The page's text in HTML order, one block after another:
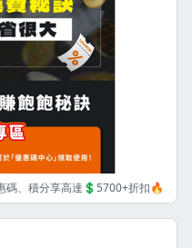
碼、積分享高達💲5700+折扣🔥